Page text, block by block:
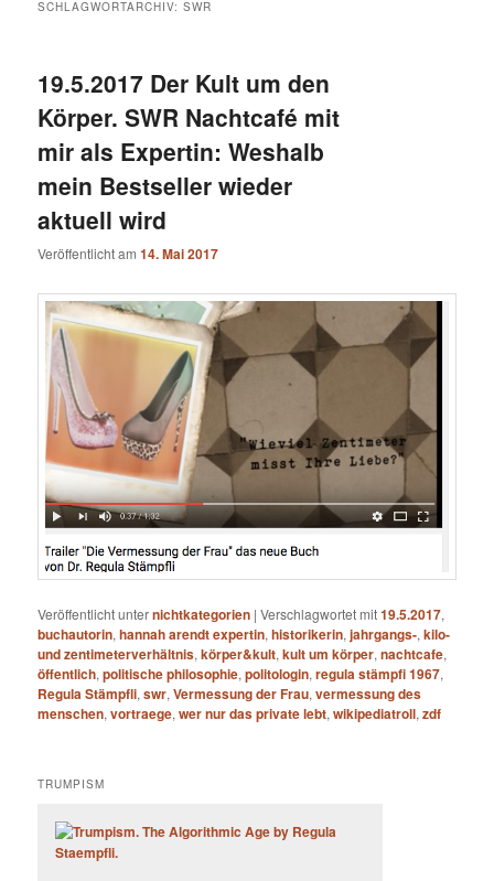
SCHLAGWORTARCHIV:SWR
19.5.2017 Der Kult um den
Körper. SWR Nachtcafé mit
mir als Expertin: Weshalb
mein Bestseller wieder
aktuell wird
Veröffentlicht am14. Mai 2017
Veröffentlicht unternichtkategorien |Verschlagwortet mit19.5.2017,
buchautorin,hannah arendt expertin,historikerin,jahrgangs-,kilo-
und zentimeterverhältnis,körper&kult,kult um körper,nachtcafe,
öffentlich,politische philosophie,politologin,regula stämpfi 1967,
Regula Stämpfli,swr,Vermessung der Frau,vermessung des
menschen,vortraege,wer nur das private lebt,wikipediatroll,zdf
TRUMPISM